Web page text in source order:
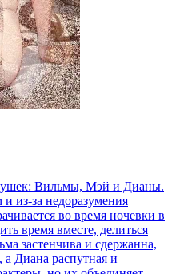
Вильмы, Мэй и Дианы.
из-за недоразумения
во время ночевки в
время вместе, делиться
застенчива и сдержанна,
Диана распутная и